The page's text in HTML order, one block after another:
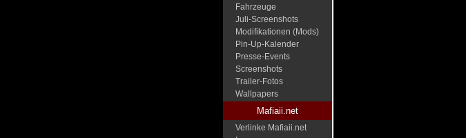
Fahrzeuge
Juli-Screenshots
Modifikationen (Mods)
Pin-Up-Kalender
Presse-Events
Screenshots
Trailer-Fotos
Wallpapers
Mafiaii.net
Verlinke Mafiaii.net